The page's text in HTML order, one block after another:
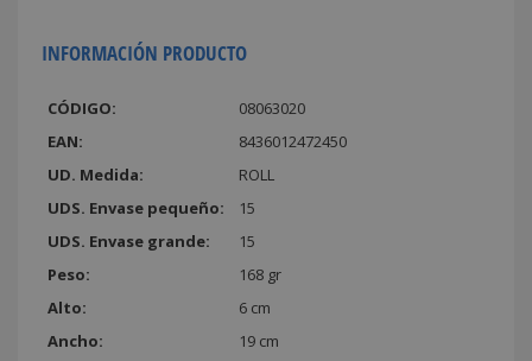
INFORMACIÓN PRODUCTO
CÓDIGO:
08063020
EAN:
8436012472450
UD. Medida:
ROLL
UDS. Envase pequeño:
15
UDS. Envase grande:
15
Peso:
168 gr
Alto:
6 cm
Ancho:
19 cm